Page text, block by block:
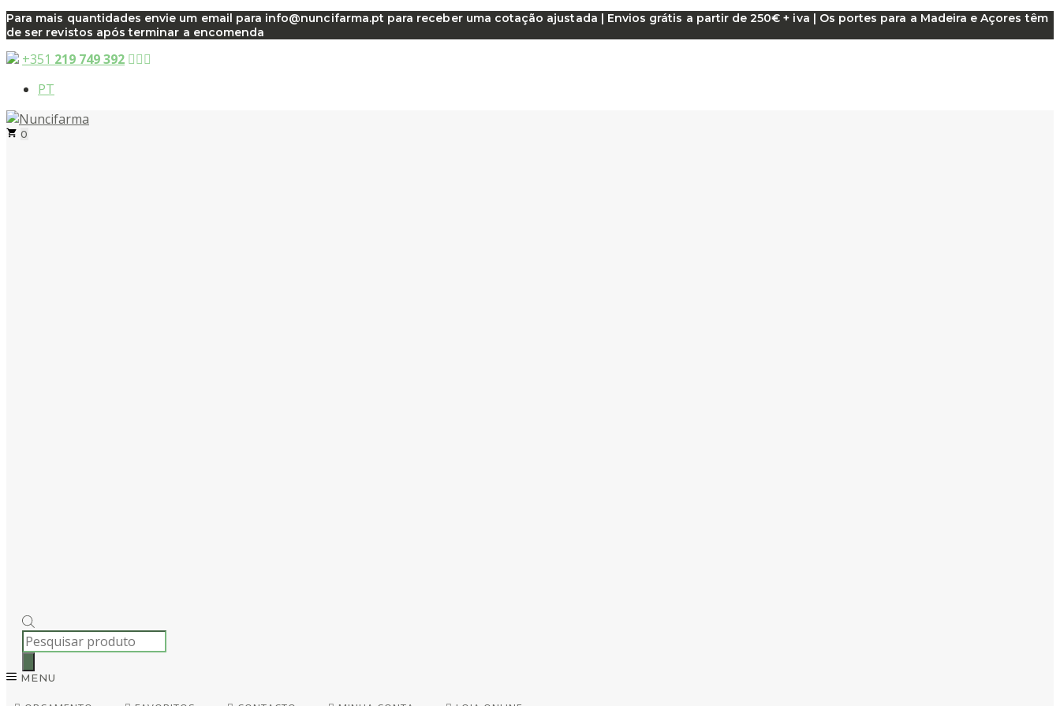
Saltar
para
o
conteúdo
Para mais quantidades envie um email para info@nuncifarma.pt para receber uma cotação ajustada | Envios grátis a partir de 250€ + iva | Os portes para a Madeira e Açores têm
de ser revistos após terminar a encomenda
+351 219 749 392
PT
0
PRODUCTS
SEARCH
MENU